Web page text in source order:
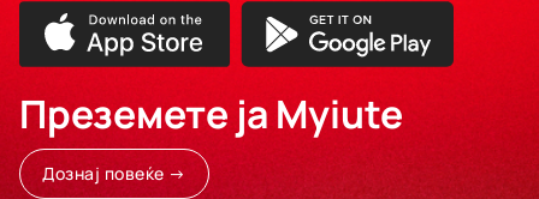
Преземете ја Myiute
Дознај повеќе →